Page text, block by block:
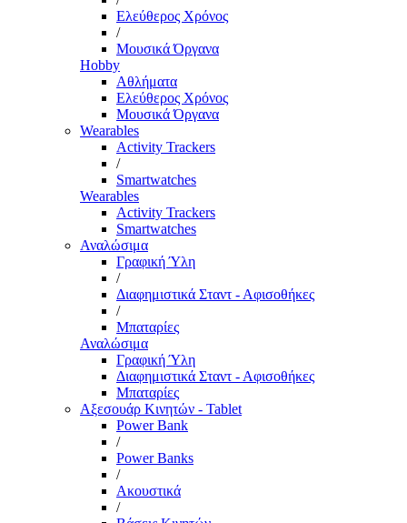
Ελεύθερος Χρόνος
/
Μουσικά Όργανα
Hobby
Αθλήματα
Ελεύθερος Χρόνος
Μουσικά Όργανα
Wearables
Activity Trackers
/
Smartwatches
Wearables
Activity Trackers
Smartwatches
Αναλώσιμα
Γραφική Ύλη
/
Διαφημιστικά Σταντ - Αφισοθήκες
/
Μπαταρίες
Αναλώσιμα
Γραφική Ύλη
Διαφημιστικά Σταντ - Αφισοθήκες
Μπαταρίες
Αξεσουάρ Κινητών - Tablet
Power Bank
/
Power Banks
/
Ακουστικά
/